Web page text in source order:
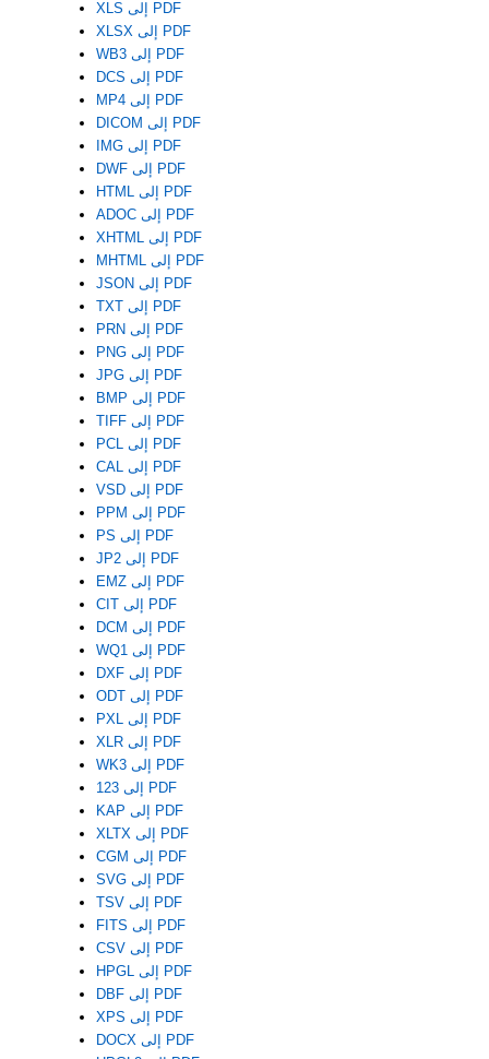
XLS إلى PDF
XLSX إلى PDF
WB3 إلى PDF
DCS إلى PDF
MP4 إلى PDF
DICOM إلى PDF
IMG إلى PDF
DWF إلى PDF
HTML إلى PDF
ADOC إلى PDF
XHTML إلى PDF
MHTML إلى PDF
JSON إلى PDF
TXT إلى PDF
PRN إلى PDF
PNG إلى PDF
JPG إلى PDF
BMP إلى PDF
TIFF إلى PDF
PCL إلى PDF
CAL إلى PDF
VSD إلى PDF
PPM إلى PDF
PS إلى PDF
JP2 إلى PDF
EMZ إلى PDF
CIT إلى PDF
DCM إلى PDF
WQ1 إلى PDF
DXF إلى PDF
ODT إلى PDF
PXL إلى PDF
XLR إلى PDF
WK3 إلى PDF
123 إلى PDF
KAP إلى PDF
XLTX إلى PDF
CGM إلى PDF
SVG إلى PDF
TSV إلى PDF
FITS إلى PDF
CSV إلى PDF
HPGL إلى PDF
DBF إلى PDF
XPS إلى PDF
DOCX إلى PDF